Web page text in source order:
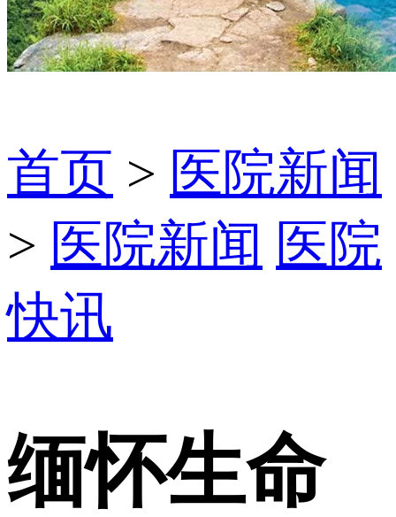
首页 > 医院新闻
> 医院新闻 医院
快讯
缅怀生命